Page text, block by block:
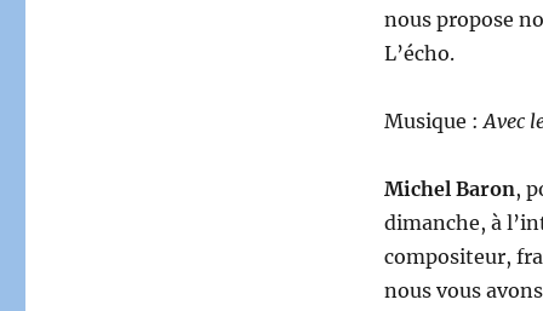
nous propose
L’écho.
Musique :Avec
Michel Baron,
dimanche, à
compositeur,
nous vous